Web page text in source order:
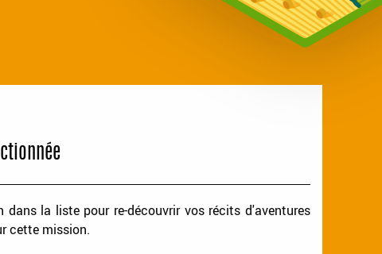
dans la liste pour re-découvrir vos récits d'aventures
cette mission.